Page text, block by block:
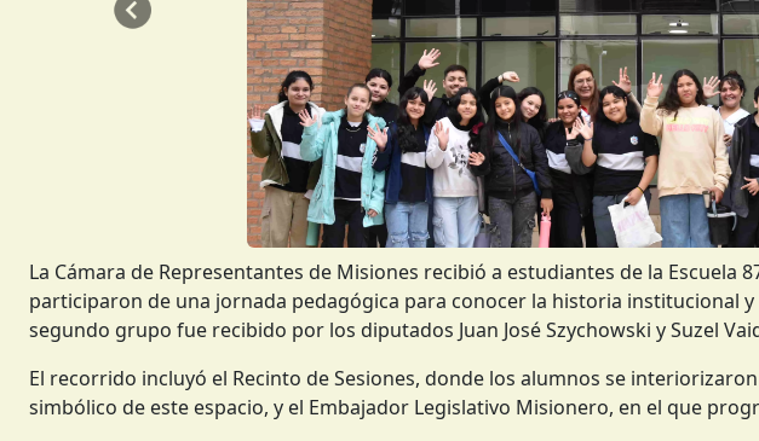
Anterior
La Cámara de Representantes de Misiones recibió a estudiantes de la Escuela
participaron de una jornada pedagógica para conocer la historia institucional
segundo grupo fue recibido por los diputados Juan José Szychowski y Suzel
El recorrido incluyó el Recinto de Sesiones, donde los alumnos se
simbólico de este espacio, y el Embajador Legislativo Misionero, en el que